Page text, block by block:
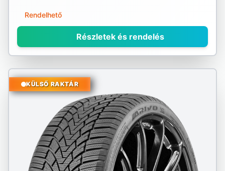
Rendelhető
Részletek és rendelés
KÜLSŐ RAKTÁR